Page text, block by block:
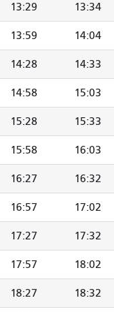
13:29 13:34
13:59 14:04
14:28 14:33
14:58 15:03
15:28 15:33
15:58 16:03
16:27 16:32
16:57 17:02
17:27 17:32
17:57 18:02
18:27 18:32